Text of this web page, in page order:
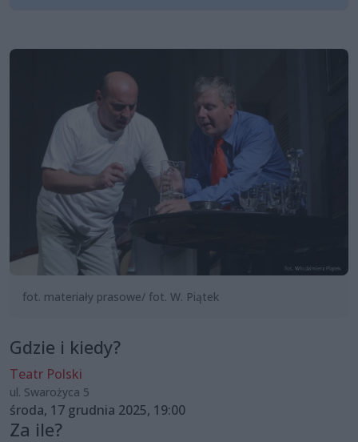
fot. materiały prasowe/ fot. W. Piątek
Gdzie i kiedy?
Teatr Polski
ul. Swarożyca 5
środa, 17 grudnia 2025, 19:00
Za ile?